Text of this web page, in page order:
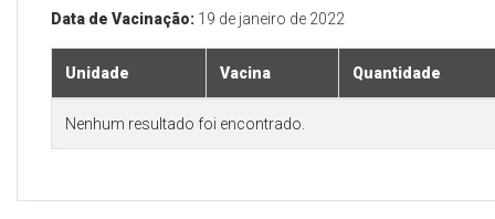
Data de Vacinação: 19 de janeiro de 2022
Unidade Vacina Quantidade
Nenhum resultado foi encontrado.